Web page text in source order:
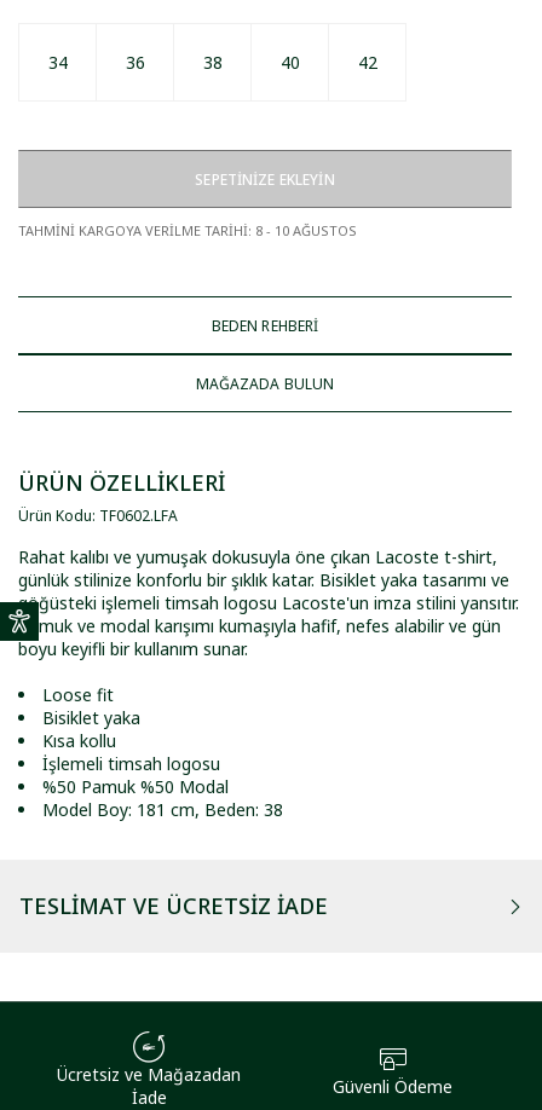
34 36 38 40 42
SEPETİNİZE EKLEYİN
TAHMİNİ KARGOYA VERİLME TARİHİ: 8 - 10 AĞUSTOS
BEDEN REHBERİ
MAĞAZADA BULUN
ÜRÜN ÖZELLİKLERİ
Ürün Kodu: TF0602.LFA
Rahat kalıbı ve yumuşak dokusuyla öne çıkan Lacoste t-shirt,
günlük stilinize konforlu bir şıklık katar. Bisiklet yaka tasarımı ve
göğüsteki işlemeli timsah logosu Lacoste'un imza stilini yansıtır.
Pamuk ve modal karışımı kumaşıyla hafif, nefes alabilir ve gün
boyu keyifli bir kullanım sunar.
Loose fit
Bisiklet yaka
Kısa kollu
İşlemeli timsah logosu
%50 Pamuk %50 Modal
Model Boy: 181 cm, Beden: 38
TESLIMAT VE ÜCRETSIZ İADE
Ücretsiz ve Mağazadan
İade
Güvenli Ödeme